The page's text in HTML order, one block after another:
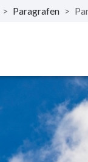
> Paragrafen >